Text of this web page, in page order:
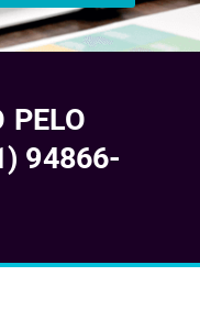
PELO
94866-